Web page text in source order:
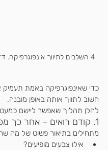
4 השלבים לתיווך אינפוגרפיקה. ד״ר לימור ליבוביץ
כדי שאינפוגרפיקה באמת
חשוב לתווך אותה באופן מובנה.
להלן תהליך שאפשר ליישם
1. קודם רואים – אחר כך מפרשים
מתחילים בתיאור פשוט של מה
אילו צבעים מופיעים?